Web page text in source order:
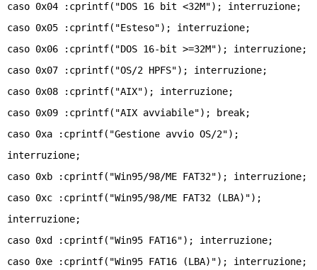
caso 0x04 :cprintf("DOS 16 bit <32M"); interruzione;
caso 0x05 :cprintf("Esteso"); interruzione;
caso 0x06 :cprintf("DOS 16-bit >=32M"); interruzione;
caso 0x07 :cprintf("OS/2 HPFS"); interruzione;
caso 0x08 :cprintf("AIX"); interruzione;
caso 0x09 :cprintf("AIX avviabile"); break;
caso 0xa :cprintf("Gestione avvio OS/2");
interruzione;
caso 0xb :cprintf("Win95/98/ME FAT32"); interruzione;
caso 0xc :cprintf("Win95/98/ME FAT32 (LBA)");
interruzione;
caso 0xd :cprintf("Win95 FAT16"); interruzione;
caso 0xe :cprintf("Win95 FAT16 (LBA)"); interruzione;